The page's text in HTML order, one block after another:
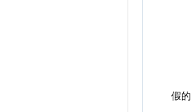
（
资
假